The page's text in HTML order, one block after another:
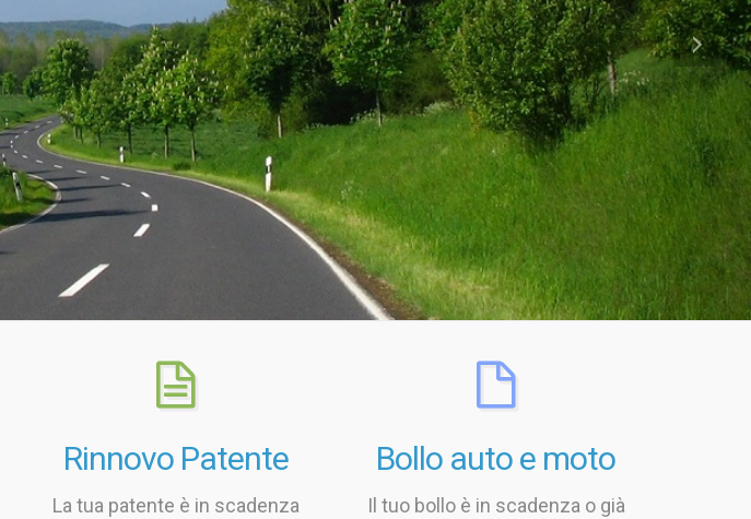
Rinnovo Patente
La tua patente è in scadenza
Bollo auto e moto
Il tuo bollo è in scadenza o già